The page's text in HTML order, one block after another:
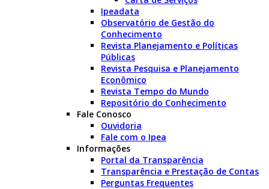
Ipeadata
Observatório de Gestão do
Conhecimento
Revista Planejamento e Políticas
Públicas
Revista Pesquisa e Planejamento
Econômico
Revista Tempo do Mundo
Repositório do Conhecimento
Fale Conosco
Ouvidoria
Fale com o Ipea
Informações
Portal da Transparência
Transparência e Prestação de Contas
Perguntas Frequentes